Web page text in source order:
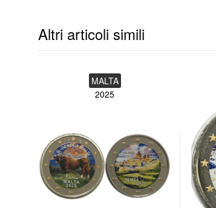
Altri articoli simili
MALTA
2025